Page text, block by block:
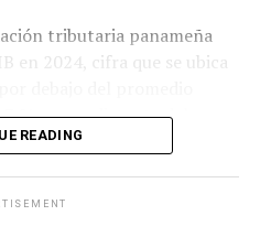
tributaria panameña
en 2024, cifra que se ubica
%, y muy distante del
de la OCDE, que fue
un deterioro en la
READING